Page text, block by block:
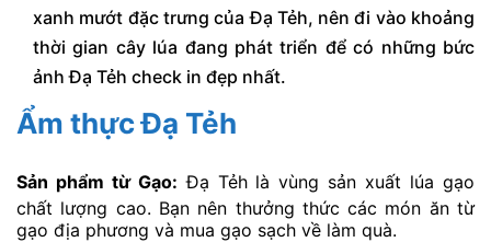
xanh mướt đặc trưng của Đạ Tẻh, nên đi vào khoảng
thời gian cây lúa đang phát triển để có những bức
ảnh Đạ Tẻh check in đẹp nhất.
Ẩm thực Đạ Tẻh
Sản phẩm từ Gạo: Đạ Tẻh là vùng sản xuất lúa gạo
chất lượng cao. Bạn nên thưởng thức các món ăn từ
gạo địa phương và mua gạo sạch về làm quà.